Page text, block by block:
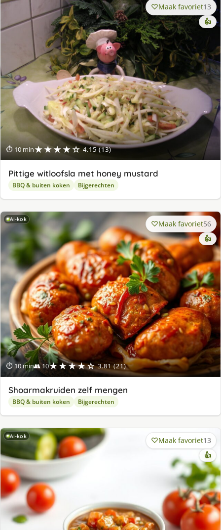
⏱ 10 min★★★★☆ 4.15 (13)
Maak favoriet13
👍
Pittige witloofsla met honey mustard
BBQ & buiten koken Bijgerechten
AI-kok
⏱ 10 min👥 10★★★★☆ 3.81 (21)
Maak favoriet56
👍
Shoarmakruiden zelf mengen
BBQ & buiten koken Bijgerechten
AI-kok Maak favoriet13
👍